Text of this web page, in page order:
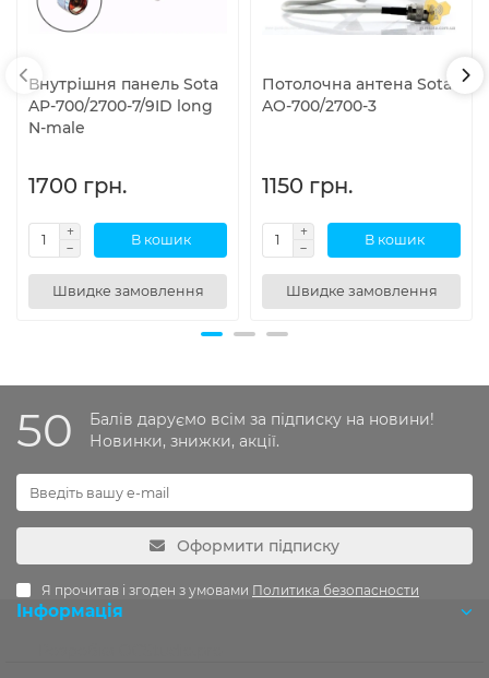
Внутрішня панель Sota
AP-700/2700-7/9ID long
N-male
1700 грн.
В кошик
Швидке замовлення
Потолочна антена Sota
AO-700/2700-3
1150 грн.
В кошик
Швидке замовлення
50
Балів даруємо всім за підписку на новини!
Новинки, знижки, акції.
Оформити підписку
Я прочитав і згоден з умовами Политика безопасности
Інформація